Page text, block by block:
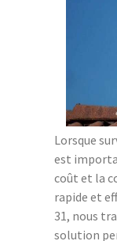
Lorsque
est
coût et la
rapide et
31, nous
solution